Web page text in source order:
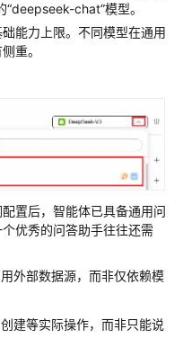
“deepseek-chat”模型。
能力上限。不同模型在通用
重。
置后，智能体已具备通用问
优秀的问答助手往往还需
外部数据源，而非仅依赖模
建等实际操作，而非只能说